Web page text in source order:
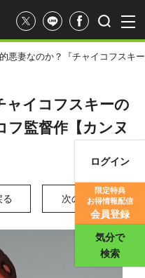
ログイン
限定特典
お得情報配信
会員登録
気分で
検索
悪妻なのか？『チャイコフスキ
ャイコフスキーの
フ監督作【カンヌ
次の写真 >